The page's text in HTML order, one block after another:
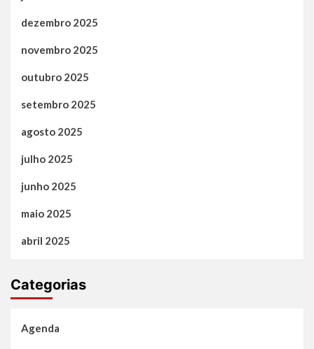
dezembro 2025
novembro 2025
outubro 2025
setembro 2025
agosto 2025
julho 2025
junho 2025
maio 2025
abril 2025
Categorias
Agenda